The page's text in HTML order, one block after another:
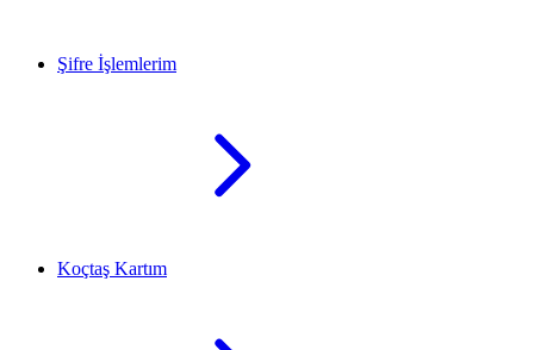
Şifre İşlemlerim
Koçtaş Kartım